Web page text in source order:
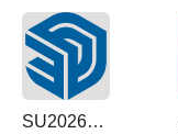
SU2026【草图大师2026】SketchUp2026中文破解版直装